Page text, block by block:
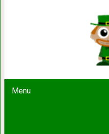
Menu
От котла